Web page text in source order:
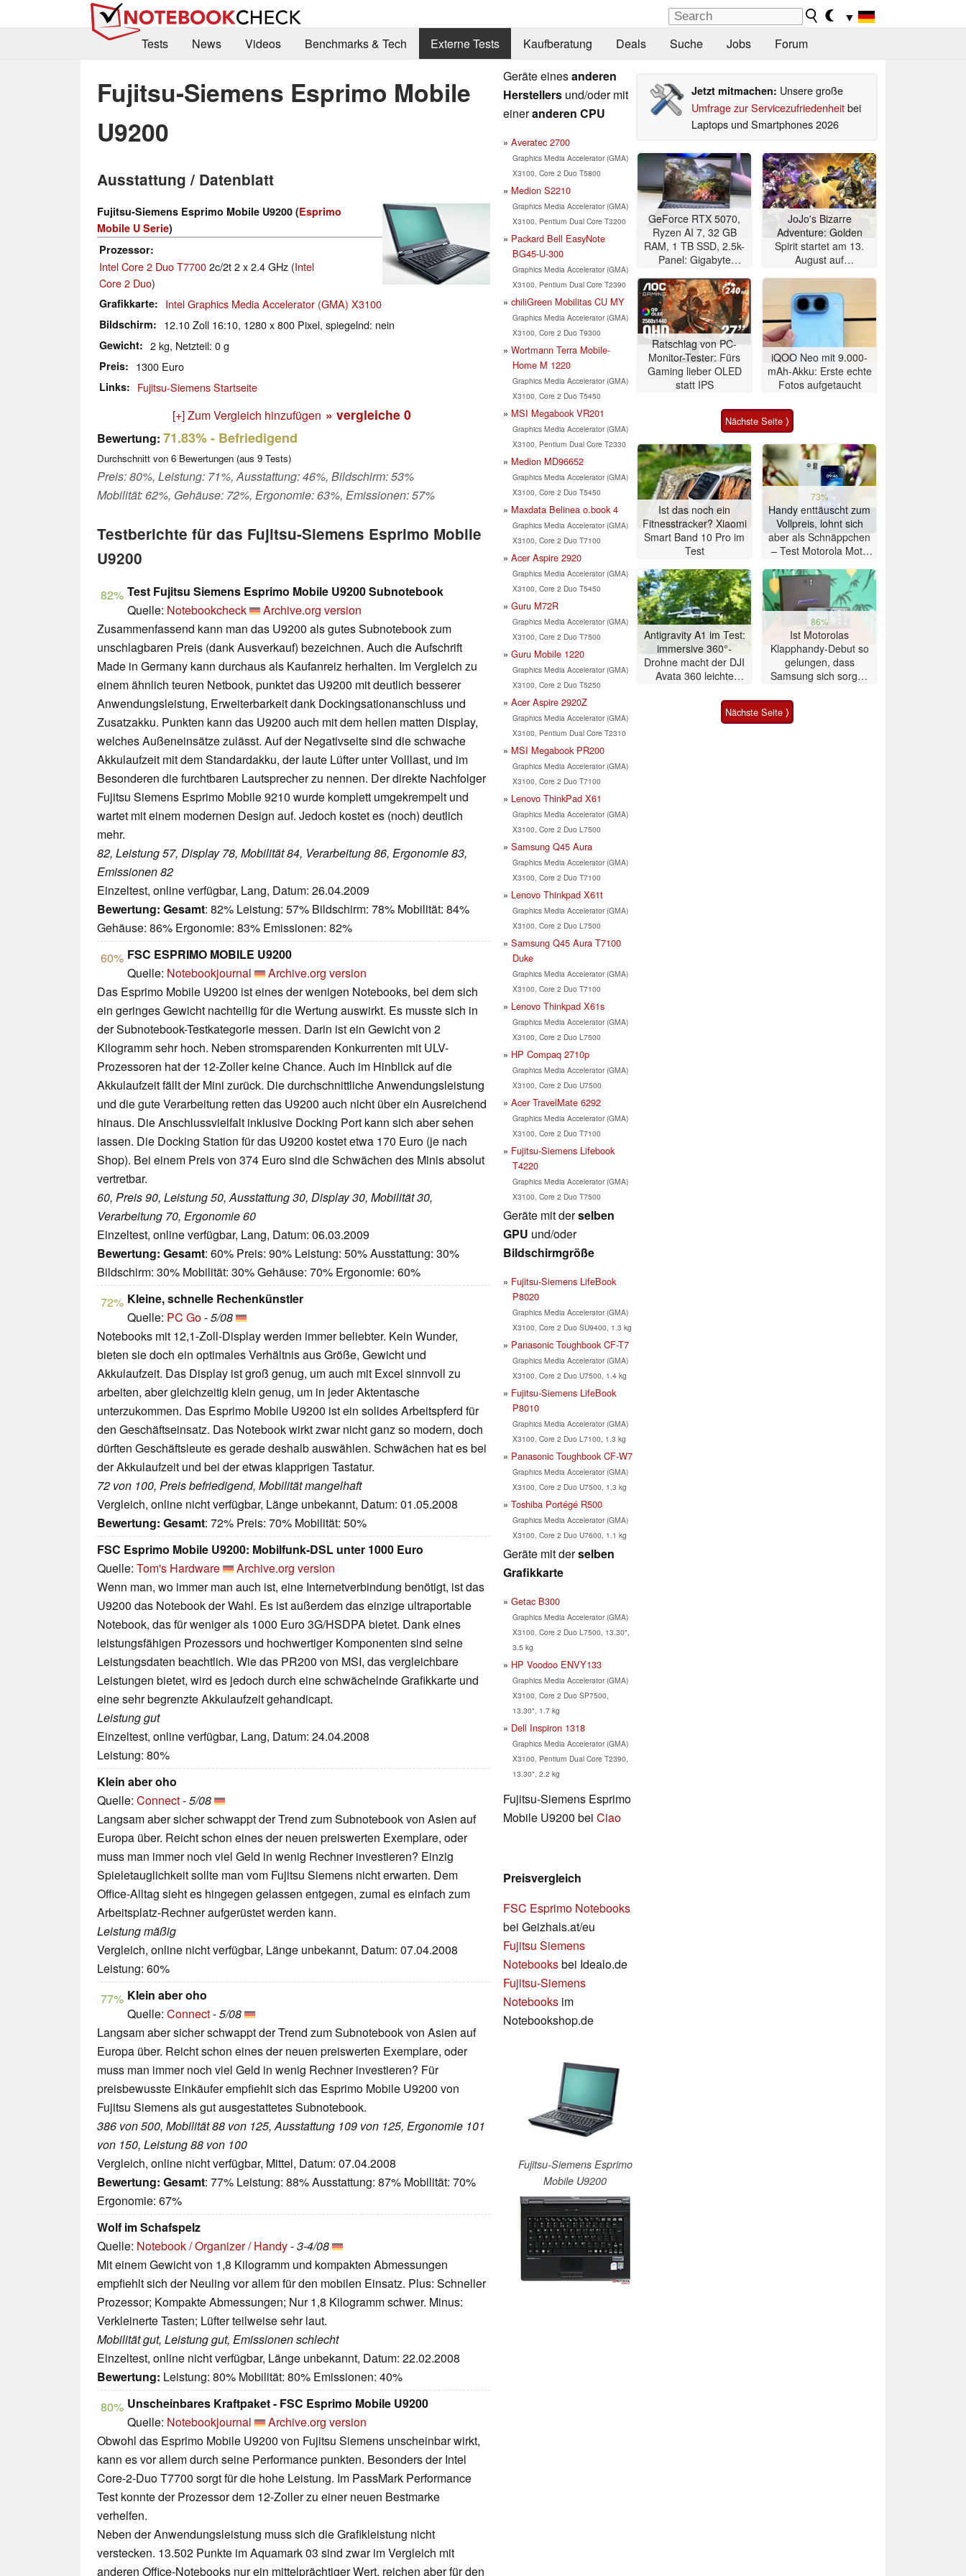
▼
Tests
News Videos Benchmarks & Tech Externe Tests Kaufberatung Deals Suche Jobs Forum
Fujitsu-Siemens Esprimo Mobile
U9200
Ausstattung / Datenblatt
Fujitsu-Siemens Esprimo Mobile U9200 (Esprimo
Mobile U Serie)
Prozessor
Intel Core 2 Duo T77002c/2t 2 x 2.4 GHz (Intel
Core 2 Duo)
Grafikkarte Intel Graphics Media Accelerator (GMA) X3100
Bildschirm 12.10 Zoll 16:10, 1280 x 800 Pixel, spiegelnd: nein
Gewicht 2 kg, Netzteil: 0 g
Preis 1300 Euro
Links Fujitsu-Siemens Startseite
[+] Zum Vergleich hinzufügen » vergleiche 0
Bewertung: 71.83%- Befriedigend
Durchschnitt von 6 Bewertungen (aus 9 Tests)
Preis: 80%, Leistung: 71%, Ausstattung: 46%, Bildschirm: 53%
Mobilität: 62%, Gehäuse: 72%, Ergonomie: 63%, Emissionen: 57%
Testberichte für das Fujitsu-Siemens Esprimo Mobile
U9200
82% Test Fujitsu Siemens Esprimo Mobile U9200 Subnotebook
Quelle: Notebookcheck
Archive.org version
Zusammenfassend kann man das U9200 als gutes Subnotebook zum
unschlagbaren Preis (dank Ausverkauf) bezeichnen. Auch die Aufschrift
Made in Germany kann durchaus als Kaufanreiz herhalten. Im Vergleich zu
einem ähnlich teuren Netbook, punktet das U9200 mit deutlich besserer
Anwendungsleistung, Erweiterbarkeit dank Dockingsationanschluss und
Zusatzakku. Punkten kann das U9200 auch mit dem hellen matten Display,
welches Außeneinsätze zulässt. Auf der Negativseite sind die schwache
Akkulaufzeit mit dem Standardakku, der laute Lüfter unter Volllast, und im
Besonderen die furchtbaren Lautsprecher zu nennen. Der direkte Nachfolger
Fujitsu Siemens Esprimo Mobile 9210 wurde komplett umgekrempelt und
wartet mit einem modernen Design auf. Jedoch kostet es (noch) deutlich
mehr.
82, Leistung 57, Display 78, Mobilität 84, Verarbeitung 86, Ergonomie 83,
Emissionen 82
Einzeltest, online verfügbar, Lang, Datum: 26.04.2009
Bewertung: Gesamt: 82% Leistung: 57% Bildschirm: 78% Mobilität: 84%
Gehäuse: 86% Ergonomie: 83% Emissionen: 82%
60% FSC ESPRIMO MOBILE U9200
Quelle: Notebookjournal
Archive.org version
Das Esprimo Mobile U9200 ist eines der wenigen Notebooks, bei dem sich
ein geringes Gewicht nachteilig für die Wertung auswirkt. Es musste sich in
der Subnotebook-Testkategorie messen. Darin ist ein Gewicht von 2
Kilogramm sehr hoch. Neben stromsparenden Konkurrenten mit ULV-
Prozessoren hat der 12-Zoller keine Chance. Auch im Hinblick auf die
Akkulaufzeit fällt der Mini zurück. Die durchschnittliche Anwendungsleistung
und die gute Verarbeitung retten das U9200 auch nicht über ein Ausreichend
hinaus. Die Anschlussvielfalt inklusive Docking Port kann sich aber sehen
lassen. Die Docking Station für das U9200 kostet etwa 170 Euro (je nach
Shop). Bei einem Preis von 374 Euro sind die Schwächen des Minis absolut
vertretbar.
60, Preis 90, Leistung 50, Ausstattung 30, Display 30, Mobilität 30,
Verarbeitung 70, Ergonomie 60
Einzeltest, online verfügbar, Lang, Datum: 06.03.2009
Bewertung: Gesamt: 60% Preis: 90% Leistung: 50% Ausstattung: 30%
Bildschirm: 30% Mobilität: 30% Gehäuse: 70% Ergonomie: 60%
72% Kleine, schnelle Rechenkünstler
Quelle: PC Go-5/08
Notebooks mit 12,1-Zoll-Display werden immer beliebter. Kein Wunder,
bieten sie doch ein optimales Verhältnis aus Größe, Gewicht und
Akkulaufzeit. Das Display ist groß genug, um auch mit Excel sinnvoll zu
arbeiten, aber gleichzeitig klein genug, um in jeder Aktentasche
unterzukommen. Das Esprimo Mobile U9200 ist ein solides Arbeitspferd für
den Geschäftseinsatz. Das Notebook wirkt zwar nicht ganz so modern, doch
dürften Geschäftsleute es gerade deshalb auswählen. Schwächen hat es bei
der Akkulaufzeit und bei der etwas klapprigen Tastatur.
72 von 100, Preis befriedigend, Mobilität mangelhaft
Vergleich, online nicht verfügbar, Länge unbekannt, Datum: 01.05.2008
Bewertung: Gesamt: 72% Preis: 70% Mobilität: 50%
FSC Esprimo Mobile U9200: Mobilfunk-DSL unter 1000 Euro
Quelle: Tom's Hardware
Archive.org version
Wenn man, wo immer man auch ist, eine Internetverbindung benötigt, ist das
U9200 das Notebook der Wahl. Es ist außerdem das einzige ultraportable
Notebook, das für weniger als 1000 Euro 3G/HSDPA bietet. Dank eines
leistungsfähigen Prozessors und hochwertiger Komponenten sind seine
Leistungsdaten beachtlich. Wie das PR200 von MSI, das vergleichbare
Leistungen bietet, wird es jedoch durch eine schwächelnde Grafikkarte und
eine sehr begrenzte Akkulaufzeit gehandicapt.
Leistung gut
Einzeltest, online verfügbar, Lang, Datum: 24.04.2008
Leistung: 80%
Klein aber oho
Quelle: Connect-5/08
Langsam aber sicher schwappt der Trend zum Subnotebook von Asien auf
Europa über. Reicht schon eines der neuen preiswerten Exemplare, oder
muss man immer noch viel Geld in wenig Rechner investieren? Einzig
Spieletauglichkeit sollte man vom Fujitsu Siemens nicht erwarten. Dem
Office-Alltag sieht es hingegen gelassen entgegen, zumal es einfach zum
Arbeitsplatz-Rechner aufgerüstet werden kann.
Leistung mäßig
Vergleich, online nicht verfügbar, Länge unbekannt, Datum: 07.04.2008
Leistung: 60%
77% Klein aber oho
Quelle: Connect-5/08
Langsam aber sicher schwappt der Trend zum Subnotebook von Asien auf
Europa über. Reicht schon eines der neuen preiswerten Exemplare, oder
muss man immer noch viel Geld in wenig Rechner investieren? Für
preisbewusste Einkäufer empfiehlt sich das Esprimo Mobile U9200 von
Fujitsu Siemens als gut ausgestattetes Subnotebook.
386 von 500, Mobilität 88 von 125, Ausstattung 109 von 125, Ergonomie 101
von 150, Leistung 88 von 100
Vergleich, online nicht verfügbar, Mittel, Datum: 07.04.2008
Bewertung: Gesamt: 77% Leistung: 88% Ausstattung: 87% Mobilität: 70%
Ergonomie: 67%
Wolf im Schafspelz
Quelle: Notebook / Organizer / Handy-3-4/08
Mit einem Gewicht von 1,8 Kilogramm und kompakten Abmessungen
empfiehlt sich der Neuling vor allem für den mobilen Einsatz. Plus: Schneller
Prozessor; Kompakte Abmessungen; Nur 1,8 Kilogramm schwer. Minus:
Verkleinerte Tasten; Lüfter teilweise sehr laut.
Mobilität gut, Leistung gut, Emissionen schlecht
Einzeltest, online nicht verfügbar, Länge unbekannt, Datum: 22.02.2008
Bewertung: Leistung: 80% Mobilität: 80% Emissionen: 40%
80% Unscheinbares Kraftpaket - FSC Esprimo Mobile U9200
Quelle: Notebookjournal
Archive.org version
Obwohl das Esprimo Mobile U9200 von Fujitsu Siemens unscheinbar wirkt,
kann es vor allem durch seine Performance punkten. Besonders der Intel
Core-2-Duo T7700 sorgt für die hohe Leistung. Im PassMark Performance
Test konnte der Prozessor dem 12-Zoller zu einer neuen Bestmarke
verhelfen.
Neben der Anwendungsleistung muss sich die Grafikleistung nicht
verstecken. 13.502 Punkte im Aquamark 03 sind zwar im Vergleich mit
anderen Office-Notebooks nur ein mittelprächtiger Wert, reichen aber für den
Geräte einesanderen
Herstellers und/oder mit
eineranderen CPU
Averatec 2700
Graphics Media Accelerator (GMA)
X3100, Core 2 Duo T5800
Medion S2210
Graphics Media Accelerator (GMA)
X3100, Pentium Dual Core T3200
Packard Bell EasyNote
BG45-U-300
Graphics Media Accelerator (GMA)
X3100, Pentium Dual Core T2390
chiliGreen Mobilitas CU MY
Graphics Media Accelerator (GMA)
X3100, Core 2 Duo T9300
Wortmann Terra Mobile-
Home M 1220
Graphics Media Accelerator (GMA)
X3100, Core 2 Duo T5450
MSI Megabook VR201
Graphics Media Accelerator (GMA)
X3100, Pentium Dual Core T2330
Medion MD96652
Graphics Media Accelerator (GMA)
X3100, Core 2 Duo T5450
Maxdata Belinea o.book 4
Graphics Media Accelerator (GMA)
X3100, Core 2 Duo T7100
Acer Aspire 2920
Graphics Media Accelerator (GMA)
X3100, Core 2 Duo T5450
Guru M72R
Graphics Media Accelerator (GMA)
X3100, Core 2 Duo T7500
Guru Mobile 1220
Graphics Media Accelerator (GMA)
X3100, Core 2 Duo T5250
Acer Aspire 2920Z
Graphics Media Accelerator (GMA)
X3100, Pentium Dual Core T2310
MSI Megabook PR200
Graphics Media Accelerator (GMA)
X3100, Core 2 Duo T7100
Lenovo ThinkPad X61
Graphics Media Accelerator (GMA)
X3100, Core 2 Duo L7500
Samsung Q45 Aura
Graphics Media Accelerator (GMA)
X3100, Core 2 Duo T7100
Lenovo Thinkpad X61t
Graphics Media Accelerator (GMA)
X3100, Core 2 Duo L7500
Samsung Q45 Aura T7100
Duke
Graphics Media Accelerator (GMA)
X3100, Core 2 Duo T7100
Lenovo Thinkpad X61s
Graphics Media Accelerator (GMA)
X3100, Core 2 Duo L7500
HP Compaq 2710p
Graphics Media Accelerator (GMA)
X3100, Core 2 Duo U7500
Acer TravelMate 6292
Graphics Media Accelerator (GMA)
X3100, Core 2 Duo T7100
Fujitsu-Siemens Lifebook
T4220
Graphics Media Accelerator (GMA)
X3100, Core 2 Duo T7500
Geräte mit derselben
GPU und/oder
Bildschirmgröße
Fujitsu-Siemens LifeBook
P8020
Graphics Media Accelerator (GMA)
X3100, Core 2 Duo SU9400, 1.3 kg
Panasonic Toughbook CF-T7
Graphics Media Accelerator (GMA)
X3100, Core 2 Duo U7500, 1.4 kg
Fujitsu-Siemens LifeBook
P8010
Graphics Media Accelerator (GMA)
X3100, Core 2 Duo L7100, 1.3 kg
Panasonic Toughbook CF-W7
Graphics Media Accelerator (GMA)
X3100, Core 2 Duo U7500, 1.3 kg
Toshiba Portégé R500
Graphics Media Accelerator (GMA)
X3100, Core 2 Duo U7600, 1.1 kg
Geräte mit derselben
Grafikkarte
Getac B300
Graphics Media Accelerator (GMA)
X3100, Core 2 Duo L7500, 13.30",
3.5 kg
HP Voodoo ENVY133
Graphics Media Accelerator (GMA)
X3100, Core 2 Duo SP7500,
13.30", 1.7 kg
Dell Inspiron 1318
Graphics Media Accelerator (GMA)
X3100, Pentium Dual Core T2390,
13.30", 2.2 kg
Fujitsu-Siemens Esprimo
Mobile U9200 bei Ciao
Preisvergleich
FSC Esprimo Notebooks
bei Geizhals.at/eu
Fujitsu Siemens
Notebooksbei Idealo.de
Fujitsu-Siemens
Notebooks im
Notebookshop.de
Fujitsu-Siemens Esprimo
Mobile U9200
Jetzt mitmachen: Unsere große
Umfrage zur Servicezufriedenheitbei
Laptops und Smartphones 2026
GeForce RTX 5070,
Ryzen AI 7, 32 GB
RAM, 1 TB SSD, 2.5k-
Panel: Gigabyte
Angebot
JoJo's Bizarre
Adventure: Golden
Spirit startet am 13.
August auf
Ratschlag von PC-
Monitor-Tester: Fürs
Gaming lieber OLED
statt IPS
iQOO Neo mit 9.000-
mAh-Akku: Erste echte
Fotos aufgetaucht
Nächste Seite ⟩
Ist das noch ein
Fitnesstracker? Xiaomi
Smart Band 10 Pro im
Test
73%
Handy enttäuscht zum
Vollpreis, lohnt sich
aber als Schnäppchen
– Test Motorola Moto
Antigravity A1 im Test:
immersive 360°-
Drohne macht der DJI
Avata 360 leichte
86%
Ist Motorolas
Klapphandy-Debut so
gelungen, dass
Samsung sich sorgen
Smartphone im Test
Nächste Seite ⟩